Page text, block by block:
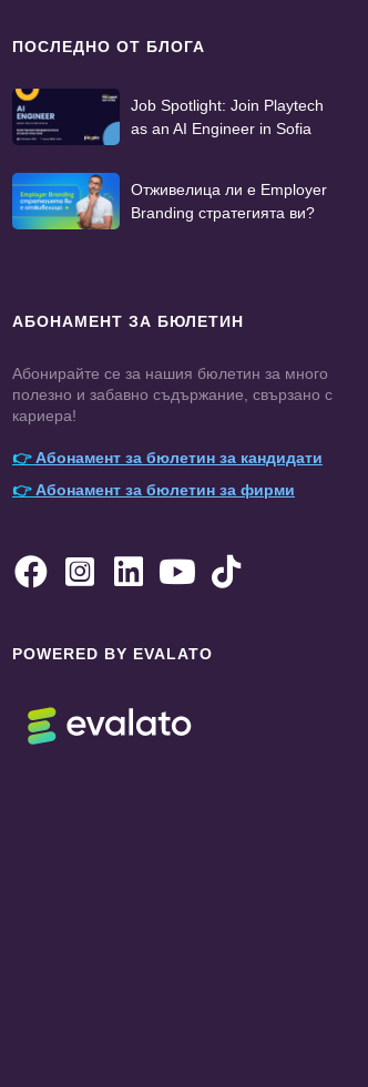
ПОСЛЕДНО ОТ БЛОГА
Job Spotlight: Join Playtech
as an AI Engineer in Sofia
Отживелица ли е Employer
Branding стратегията ви?
АБОНАМЕНТ ЗА БЮЛЕТИН
Абонирайте се за нашия бюлетин за много
полезно и забавно съдържание, свързано с
кариера!
👉Абонамент за бюлетин за кандидати
👉Абонамент за бюлетин за фирми
    
POWERED BY EVALATO